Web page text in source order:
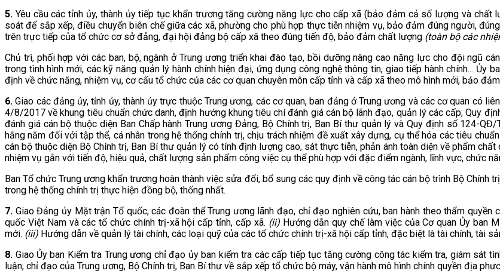
5. Yêu cầu các tỉnh ủy, thành ủy tiếp tục khẩn trương tăng cường năng lực cho cấp xã (bảo đảm cả số lượng và
soát để sắp xếp, điều chuyển biên chế giữa các xã, phường cho phù hợp thực tiễn nhiệm vụ, bảo đảm đúng người,
trên trực tiếp của tổ chức cơ sở đảng, đại hội đảng bộ cấp xã theo đúng tiến độ, bảo đảm chất lượng (toàn bộ các
Chủ trì, phối hợp với các ban, bộ, ngành ở Trung ương triển khai đào tạo, bồi dưỡng nâng cao năng lực cho đội ngũ
trong tình hình mới, các kỹ năng quản lý hành chính hiện đại, ứng dụng công nghệ thông tin, giao tiếp hành chính... Ủy
định về chức năng, nhiệm vụ, cơ cấu tổ chức của các cơ quan chuyên môn cấp tỉnh và cấp xã theo mô hình mới, bảo
6. Giao các đảng ủy, tỉnh ủy, thành ủy trực thuộc Trung ương, các cơ quan, ban đảng ở Trung ương và các cơ quan có
4/8/2017 về khung tiêu chuẩn chức danh, định hướng khung tiêu chí đánh giá cán bộ lãnh đạo, quản lý các cấp; Quy
đánh giá cán bộ thuộc diện Ban Chấp hành Trung ương Đảng, Bộ Chính trị, Ban Bí thư quản lý và Quy định số 124-
hằng năm đối với tập thể, cá nhân trong hệ thống chính trị, chịu trách nhiệm đề xuất xây dựng, cụ thể hóa các tiêu
cán bộ thuộc diện Bộ Chính trị, Ban Bí thư quản lý có tính định lượng cao, sát thực tiễn, phản ánh toàn diện về phẩm
nhiệm vụ gắn với tiến độ, hiệu quả, chất lượng sản phẩm công việc cụ thể phù hợp với đặc điểm ngành, lĩnh vực, chức
Ban Tổ chức Trung ương khẩn trương hoàn thành việc sửa đổi, bổ sung các quy định về công tác cán bộ trình Bộ Chính
trong hệ thống chính trị thực hiện đồng bộ, thống nhất.
7. Giao Đảng ủy Mặt trận Tổ quốc, các đoàn thể Trung ương lãnh đạo, chỉ đạo nghiên cứu, ban hành theo thẩm quyền
quốc Việt Nam và các tổ chức chính trị-xã hội cấp tỉnh, cấp xã. (ii) Hướng dẫn quy chế làm việc của Cơ quan Ủy ban
mới. (iii) Hướng dẫn về quản lý tài chính, các loại quỹ của các tổ chức chính trị-xã hội cấp tỉnh, đặc biệt là tài chính, tài
8. Giao Ủy ban Kiểm tra Trung ương chỉ đạo ủy ban kiểm tra các cấp tiếp tục tăng cường công tác kiểm tra, giám sát
luận, chỉ đạo của Trung ương, Bộ Chính trị, Ban Bí thư về sắp xếp tổ chức bộ máy, vận hành mô hình chính quyền địa